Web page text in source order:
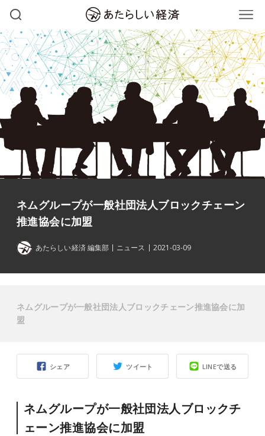
ネムグループが一般社団法人ブロックチェーン
推進協会に加盟
あたらしい経済 編集部 ニュース 2021-03-09
シェア ツイート LINEで送る
ネムグループが一般社団法人ブロックチ
ェーン推進協会に加盟
ネムグループが一般社団法人ブロックチェーン推進協会に加
盟